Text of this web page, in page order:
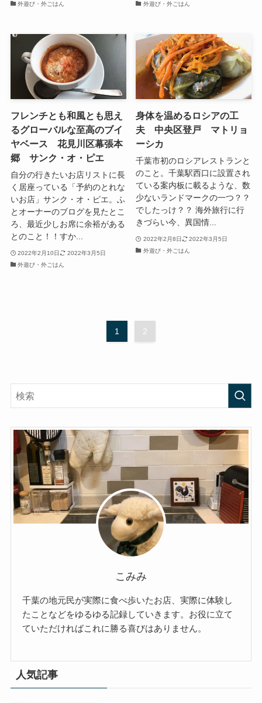
外遊び・外ごはん
外遊び・外ごはん
フレンチとも和風とも思え
るグローバルな至高のブイ
ヤベース 花見川区幕張本
郷 サンク・オ・ピエ
自分の行きたいお店リストに長
く居座っている「予約のとれな
いお店」サンク・オ・ピエ。ふ
とオーナーのブログを見たとこ
ろ、最近少しお席に余裕がある
とのこと！！すか...
2022年2月10日
2022年3月5日
外遊び・外ごはん
身体を温めるロシアの工
夫 中央区登戸 マトリョ
ーシカ
千葉市初のロシアレストランと
のこと。千葉駅西口に設置され
ている案内板に載るような、数
少ないランドマークの一つ？？
でしたっけ？？ 海外旅行に行
きづらい今、異国情...
2022年2月8日
2022年3月5日
外遊び・外ごはん
1 2
こみみ
千葉の地元民が実際に食べ歩いたお店、実際に体験し
たことなどをゆるゆる記録していきます。お役に立て
ていただければこれに勝る喜びはありません。
人気記事